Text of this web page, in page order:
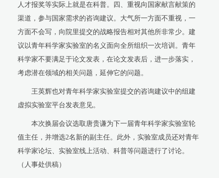
人才报奖等实际上就是在科普。四、重视向国家献言献策的
渠道，参与国家需求的咨询建议。大气所一方面不重视，一
方面不会写，向院里提交的战略报告相对其他所非常少。建
议以青年科学家实验室的名义面向全所组织一次培训。青年
科学家不要满足于论文发表，在论文发表后，进一步落实，
考虑潜在领域的相关问题，延伸它的问题。
王英辉也对青年科学家实验室提交的咨询建议中的组建
虚拟实验室平台发表意见。
本次换届会议选取唐贵谦为下一届青年科学家实验室轮
值主任，并增选2名新的副主任。此外，实验室成员还对青年
科学家论坛、实验室线上活动、科普等问题进行了讨论。
（人事处供稿）